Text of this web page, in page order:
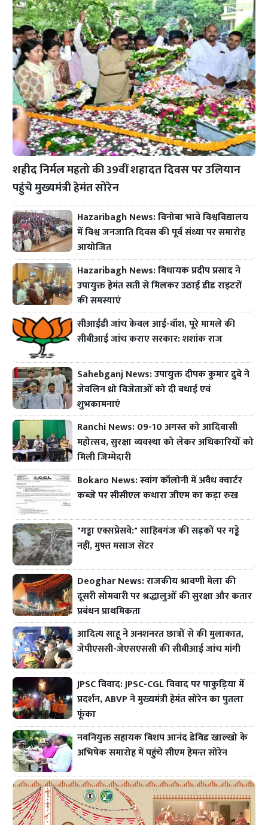
शहीद निर्मल महतो की 39वीं शहादत दिवस पर उलियान
पहुंचे मुख्यमंत्री हेमंत सोरेन
Hazaribagh News: विनोबा भावे विश्वविद्यालय
में विश्व जनजाति दिवस की पूर्व संध्या पर समारोह
आयोजित
Hazaribagh News: विधायक प्रदीप प्रसाद ने
उपायुक्त हेमंत सती से मिलकर उठाई डीड राइटरों
की समस्याएं
सीआईडी जांच केवल आई-वॉश, पूरे मामले की
सीबीआई जांच कराए सरकार: शशांक राज
Sahebganj News: उपायुक्त दीपक कुमार दुबे ने
जेवलिन थ्रो विजेताओं को दी बधाई एवं
शुभकामनाएं
Ranchi News: 09-10 अगस्त को आदिवासी
महोत्सव, सुरक्षा व्यवस्था को लेकर अधिकारियों को
मिली जिम्मेदारी
Bokaro News: स्वांग कॉलोनी में अवैध क्वार्टर
कब्जे पर सीसीएल कथारा जीएम का कड़ा रुख
"गड्ढा एक्सप्रेसवे:" साहिबगंज की सड़कों पर गड्ढे
नहीं, मुफ्त मसाज सेंटर
Deoghar News: राजकीय श्रावणी मेला की
दूसरी सोमवारी पर श्रद्धालुओं की सुरक्षा और कतार
प्रबंधन प्राथमिकता
आदित्य साहू ने अनशनरत छात्रों से की मुलाकात,
जेपीएससी-जेएसएससी की सीबीआई जांच मांगी
JPSC विवाद: JPSC-CGL विवाद पर पाकुड़िया में
प्रदर्शन, ABVP ने मुख्यमंत्री हेमंत सोरेन का पुतला
फूंका
नवनियुक्त सहायक बिशप आनंद डेविड खाल्खो के
अभिषेक समारोह में पहुंचे सीएम हेमन्त सोरेन